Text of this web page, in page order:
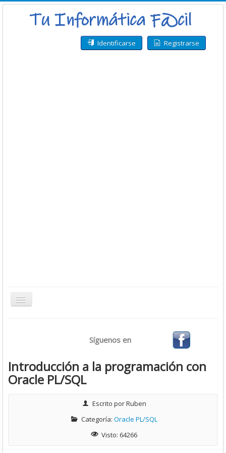
Identificarse Registrarse
Toggle
Desarrollo
Ofimática
Virtualización
Síguenos en
Introducción a la programación con
Oracle PL/SQL
Escrito porRuben
Categoría: Oracle PL/SQL
Visto: 64266